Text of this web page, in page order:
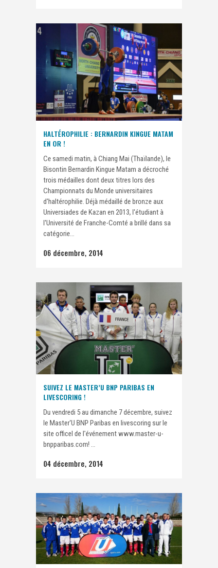
HALTÉROPHILIE : BERNARDIN KINGUE MATAM
EN OR !
Ce samedi matin, à Chiang Mai (Thaïlande), le
Bisontin Bernardin Kingue Matam a décroché
trois médailles dont deux titres lors des
Championnats du Monde universitaires
d'haltérophilie. Déjà médaillé de bronze aux
Universiades de Kazan en 2013, l'étudiant à
l'Université de Franche-Comté a brillé dans sa
catégorie...
06 décembre, 2014
SUIVEZ LE MASTER’U BNP PARIBAS EN
LIVESCORING !
Du vendredi 5 au dimanche 7 décembre, suivez
le Master'U BNP Paribas en livescoring sur le
site officel de l'événement www.master-u-
bnpparibas.com! ...
04 décembre, 2014